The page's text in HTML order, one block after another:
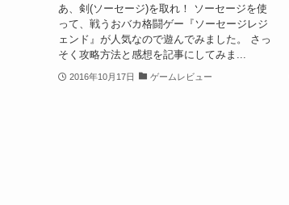
あ、剣(ソーセージ)を取れ！ ソーセージを使
って、戦うおバカ格闘ゲー『ソーセージレジ
ェンド』が人気なので遊んでみました。 さっ
そく攻略方法と感想を記事にしてみま...
2016年10月17日 ゲームレビュー